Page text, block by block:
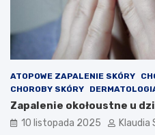
ATOPOWE ZAPALENIE SKÓRY
CHOROBY SKÓRY
Zapalenie okołoustne u
10 listopada 2025 Klaudia